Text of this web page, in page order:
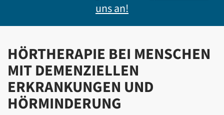
uns an!
HÖRTHERAPIE BEI MENSCHEN
MIT DEMENZIELLEN
ERKRANKUNGEN UND
HÖRMINDERUNG